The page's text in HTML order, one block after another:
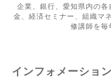
企業、銀行、愛知県内の
金、経済セミナー、組織マ
修講師を毎
インフォメーション